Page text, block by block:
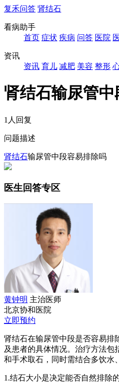
复禾问答 肾结石
看病助手
首页 症状 疾病 问答 医院
资讯
资讯 育儿 减肥 美容 整形
肾结石输尿管
1人回复
问题描述
肾结石输尿管中段容易排除吗
医生回答专区
黄钟明 主治医师
北京协和医院
立即预约
肾结石在输尿管中段是否容易排
及患者的具体情况。治疗方法包
和手术取石，同时需结合多饮水
1.结石大小是决定能否自然排除